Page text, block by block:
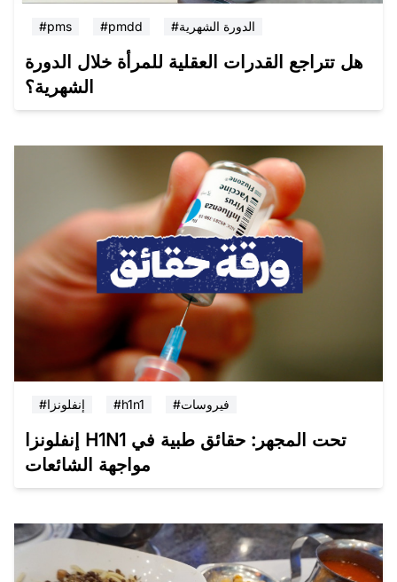
#pms #pmdd #الدورة الشهرية
هل تتراجع القدرات العقلية للمرأة خلال الدورة
الشهرية؟
#إنفلونزا #h1n1 #فيروسات
إنفلونزا H1N1 تحت المجهر: حقائق طبية في
مواجهة الشائعات